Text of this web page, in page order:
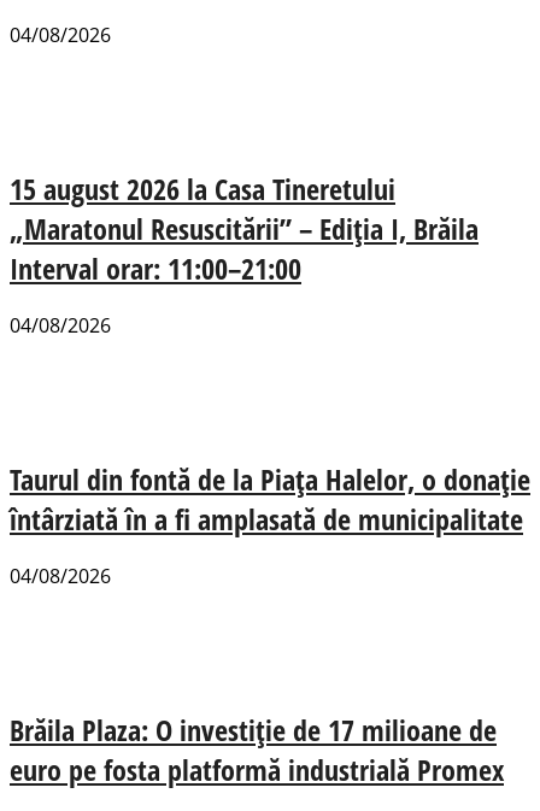
04/08/2026
15 august 2026 la Casa Tineretului
„Maratonul Resuscitării” – Ediția I, Brăila
Interval orar: 11:00–21:00
04/08/2026
Taurul din fontă de la Piața Halelor, o donație
întârziată în a fi amplasată de municipalitate
04/08/2026
Brăila Plaza: O investiție de 17 milioane de
euro pe fosta platformă industrială Promex